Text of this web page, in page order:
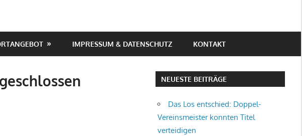
IMPRESSUM & DATENSCHUTZ KONTAKT
NEUESTE BEITRÄGE
Das Los entschied: Doppel-
Vereinsmeister konnten Titel
verteidigen